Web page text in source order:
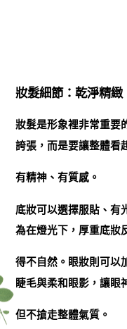
妝髮細節：乾淨精
妝髮是形象裡非常重要
誇張，而是要讓整體看
有精神、有質感。
底妝可以選擇服貼、有
為在燈光下，厚重底妝
得不自然。眼妝則可以
睫毛與柔和眼影，讓眼
但不搶走整體氣質。